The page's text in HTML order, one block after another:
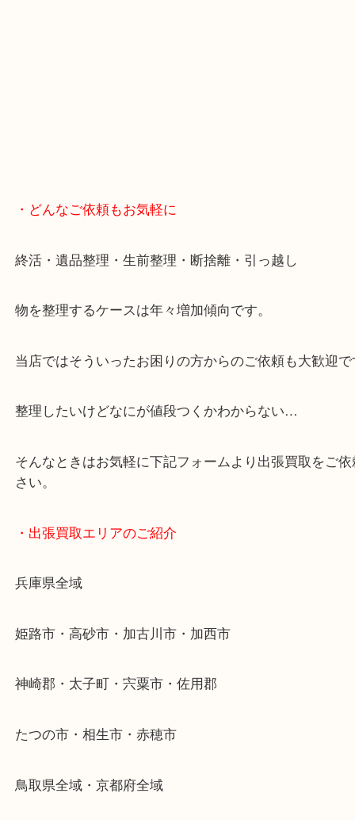
終活・遺品整理・生前整理・断捨離・引っ越し
物を整理するケースは年々増加傾向です。
さい。
・出張買取エリアのご紹介